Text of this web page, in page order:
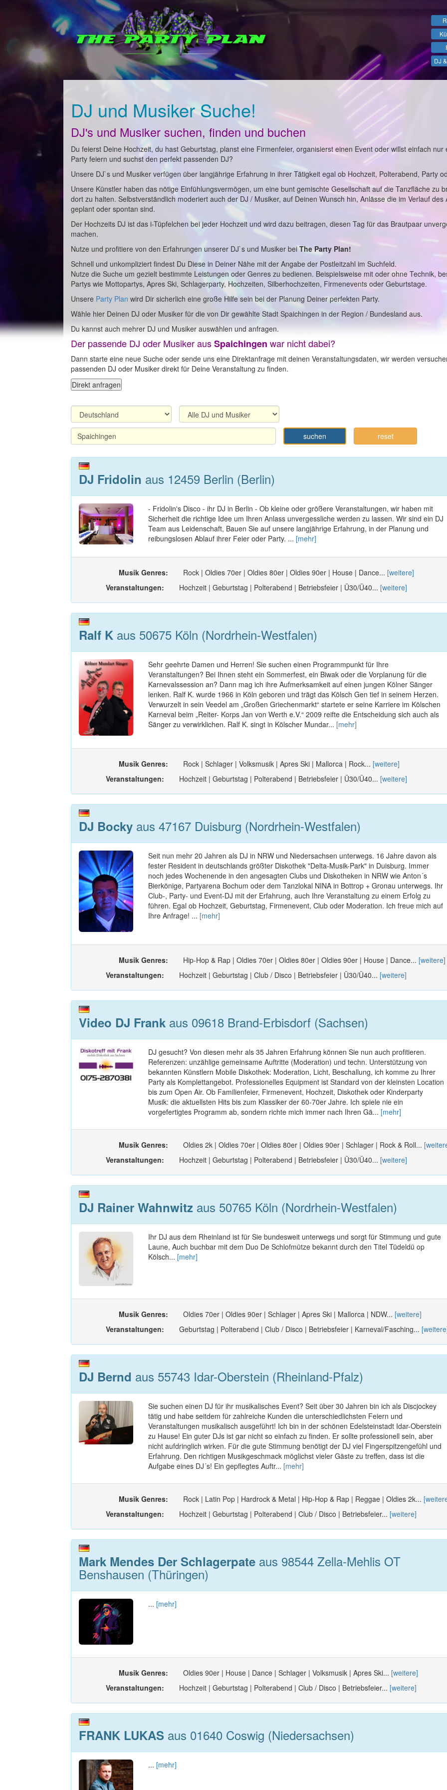
DJ
DJ und Musiker Suche!
DJ's und Musiker suchen, finden und buchen
Du feierst Deine Hochzeit, du hast Geburtstag, planst eine Firmenfeier, organisierst einen Event oder willst einfach nur
Party feiern und suchst den perfekt passenden DJ?
Unsere DJ`s und Musiker verfügen über langjährige Erfahrung in ihrer Tätigkeit egal ob Hochzeit, Polterabend, Party
Unsere Künstler haben das nötige Einfühlungsvermögen, um eine bunt gemischte Gesellschaft auf die Tanzfläche zu
dort zu halten. Selbstverständlich moderiert auch der DJ / Musiker, auf Deinen Wunsch hin, Anlässe die im Verlauf des
geplant oder spontan sind.
Der Hochzeits DJ ist das i-Tüpfelchen bei jeder Hochzeit und wird dazu beitragen, diesen Tag für das Brautpaar
machen.
Nutze und profitiere von den Erfahrungen unserer DJ`s und Musiker beiThe Party Plan!
Schnell und unkompliziert findest Du Diese in Deiner Nähe mit der Angabe der Postleitzahl im Suchfeld.
Nutze die Suche um gezielt bestimmte Leistungen oder Genres zu bedienen. Beispielsweise mit oder ohne Technik,
Partys wie Mottopartys, Apres Ski, Schlagerparty, Hochzeiten, Silberhochzeiten, Firmenevents oder Geburtstage.
Unsere Party Plan wird Dir sicherlich eine große Hilfe sein bei der Planung Deiner perfekten Party.
Wähle hier Deinen DJ oder Musiker für die von Dir gewählte Stadt Spaichingen in der Region / Bundesland aus.
Du kannst auch mehrer DJ und Musiker auswählen und anfragen.
Der passende DJ oder Musiker ausSpaichingen war nicht dabei?
Dann starte eine neue Suche oder sende uns eine Direktanfrage mit deinen Veranstaltungsdaten, wir werden
passenden DJ oder Musiker direkt für Deine Veranstaltung zu finden.
Direkt anfragen
suchen reset
DJ Fridolin aus 12459 Berlin (Berlin)
- Fridolin's Disco - ihr DJ in Berlin - Ob kleine oder größere Veranstaltungen, wir haben mit
Sicherheit die richtige Idee um Ihren Anlass unvergessliche werden zu lassen. Wir sind ein DJ
Team aus Leidenschaft, Bauen Sie auf unsere langjährige Erfahrung, in der Planung und
reibungslosen Ablauf ihrer Feier oder Party. ... [mehr]
Musik Genres: Rock | Oldies 70er | Oldies 80er | Oldies 90er | House | Dance... [weitere]
Veranstaltungen:
Hochzeit | Geburtstag | Polterabend | Betriebsfeier | Ü30/Ü40... [weitere]
Ralf K aus 50675 Köln (Nordrhein-Westfalen)
Sehr geehrte Damen und Herren! Sie suchen einen Programmpunkt für Ihre
Veranstaltungen? Bei Ihnen steht ein Sommerfest, ein Biwak oder die Vorplanung für die
Karnevalssession an? Dann mag ich ihre Aufmerksamkeit auf einen jungen Kölner Sänger
lenken. Ralf K. wurde 1966 in Köln geboren und trägt das Kölsch Gen tief in seinem Herzen.
Verwurzelt in sein Veedel am „Großen Griechenmarkt“ startete er seine Karriere im Kölschen
Karneval beim „Reiter- Korps Jan von Werth e.V.“ 2009 reifte die Entscheidung sich auch als
Sänger zu verwirklichen. Ralf K. singt in Kölscher Mundar... [mehr]
Musik Genres: Rock | Schlager | Volksmusik | Apres Ski | Mallorca | Rock... [weitere]
Veranstaltungen:
Hochzeit | Geburtstag | Polterabend | Betriebsfeier | Ü30/Ü40... [weitere]
DJ Bocky aus 47167 Duisburg (Nordrhein-Westfalen)
Seit nun mehr 20 Jahren als DJ in NRW und Niedersachsen unterwegs. 16 Jahre davon als
fester Resident in deutschlands größter Diskothek "Delta-Musik-Park" in Duisburg. Immer
noch jedes Wochenende in den angesagten Clubs und Diskotheken in NRW wie Anton´s
Bierkönige, Partyarena Bochum oder dem Tanzlokal NINA in Bottrop + Gronau unterwegs. Ihr
Club-, Party- und Event-DJ mit der Erfahrung, auch Ihre Veranstaltung zu einem Erfolg zu
führen. Egal ob Hochzeit, Geburtstag, Firmenevent, Club oder Moderation. Ich freue mich auf
Ihre Anfrage! ... [mehr]
Musik Genres: Hip-Hop & Rap | Oldies 70er | Oldies 80er | Oldies 90er | House | Dance... [weitere]
Veranstaltungen:
Hochzeit | Geburtstag | Club / Disco | Betriebsfeier | Ü30/Ü40... [weitere]
Video DJ Frank aus 09618 Brand-Erbisdorf (Sachsen)
DJ gesucht? Von diesen mehr als 35 Jahren Erfahrung können Sie nun auch profitieren.
Referenzen: unzählige gemeinsame Auftritte (Moderation) und techn. Unterstützung von
bekannten Künstlern Mobile Diskothek: Moderation, Licht, Beschallung, ich komme zu Ihrer
Party als Komplettangebot. Professionelles Equipment ist Standard von der kleinsten Location
bis zum Open Air. Ob Familienfeier, Firmenevent, Hochzeit, Diskothek oder Kinderparty
Musik: die aktuellsten Hits bis zum Klassiker der 60-70er Jahre. Ich spiele nie ein
vorgefertigtes Programm ab, sondern richte mich immer nach Ihren Gä... [mehr]
Musik Genres: Oldies 2k | Oldies 70er | Oldies 80er | Oldies 90er | Schlager | Rock & Roll...
Veranstaltungen:
Hochzeit | Geburtstag | Polterabend | Betriebsfeier | Ü30/Ü40... [weitere]
DJ Rainer Wahnwitz aus 50765 Köln (Nordrhein-Westfalen)
Ihr DJ aus dem Rheinland ist für Sie bundesweit unterwegs und sorgt für Stimmung und gute
Laune, Auch buchbar mit dem Duo De Schlofmütze bekannt durch den Titel Tüdeldü op
Kölsch... [mehr]
Musik Genres: Oldies 70er | Oldies 90er | Schlager | Apres Ski | Mallorca | NDW... [weitere]
Veranstaltungen:
Geburtstag | Polterabend | Club / Disco | Betriebsfeier | Karneval/Fasching...
DJ Bernd aus 55743 Idar-Oberstein (Rheinland-Pfalz)
Sie suchen einen DJ für ihr musikalisches Event? Seit über 30 Jahren bin ich als Discjockey
tätig und habe seitdem für zahlreiche Kunden die unterschiedlichsten Feiern und
Veranstaltungen musikalisch ausgeführt! Ich bin in der schönen Edelsteinstadt Idar-Oberstein
zu Hause! Ein guter DJs ist gar nicht so einfach zu finden. Er sollte professionell sein, aber
nicht aufdringlich wirken. Für die gute Stimmung benötigt der DJ viel Fingerspitzengefühl und
Erfahrung. Den richtigen Musikgeschmack möglichst vieler Gäste zu treffen, dass ist die
Aufgabe eines DJ´s! Ein gepflegtes Auftr... [mehr]
Musik Genres: Rock | Latin Pop | Hardrock & Metal | Hip-Hop & Rap | Reggae | Oldies 2k...
Veranstaltungen:
Hochzeit | Geburtstag | Polterabend | Club / Disco | Betriebsfeier... [weitere]
Mark Mendes Der Schlagerpate aus 98544 Zella-Mehlis OT
Benshausen (Thüringen)
... [mehr]
Musik Genres: Oldies 90er | House | Dance | Schlager | Volksmusik | Apres Ski... [weitere]
Veranstaltungen:
Hochzeit | Geburtstag | Polterabend | Club / Disco | Betriebsfeier... [weitere]
FRANK LUKAS aus 01640 Coswig (Niedersachsen)
... [mehr]